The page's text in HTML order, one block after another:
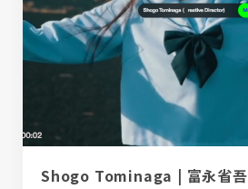
Shogo Tominaga | 富永省吾